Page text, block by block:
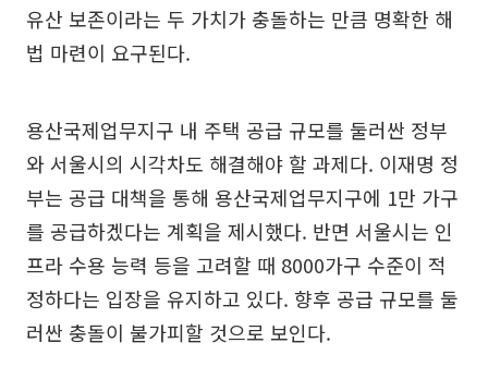
유산 보존이라는 두 가치가 충돌하는 만큼 명확한 해
법 마련이 요구된다.
용산국제업무지구 내 주택 공급 규모를 둘러싼 정부
와 서울시의 시각차도 해결해야 할 과제다. 이재명 정
부는 공급 대책을 통해 용산국제업무지구에 1만 가구
를 공급하겠다는 계획을 제시했다. 반면 서울시는 인
프라 수용 능력 등을 고려할 때 8000가구 수준이 적
정하다는 입장을 유지하고 있다. 향후 공급 규모를 둘
러싼 충돌이 불가피할 것으로 보인다.